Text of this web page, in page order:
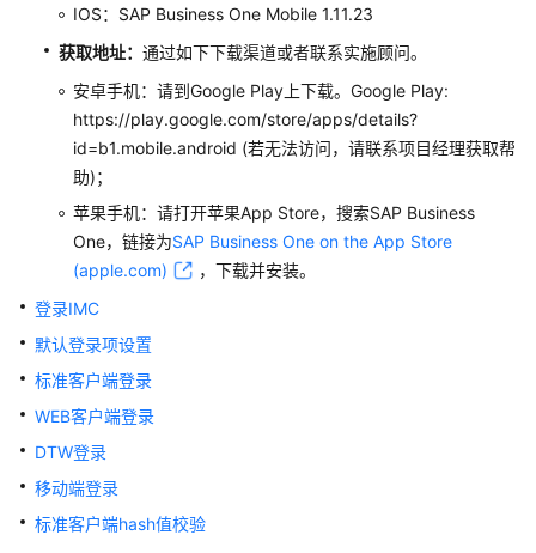
登
录
默
认
登
录
置
标
客
户
端
录
IOS：SAP Business One Mobile 1.11.23
获取地址： 通过如下下载渠道或者联系实施顾问。
安卓手机：请到Google Play上下载。Google Play:
https://play.google.com/store/apps/details?
id=b1.mobile.android (若无法访问，请联系项目经理获取帮
助)；
苹果手机：请打开苹果App Store，搜索SAP Business
One，链接为SAP Business One on the App Store
(apple.com)
，下载并安装。
登录IMC
默认登录项设置
标准客户端登录
WEB客户端登录
DTW登录
移动端登录
标准客户端hash值校验